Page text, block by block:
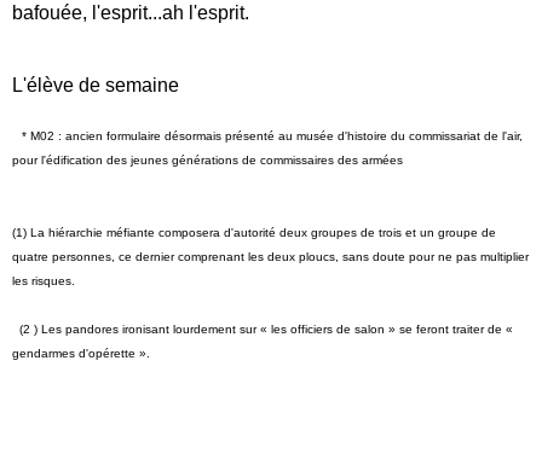
bafouée, l'esprit...ah l'esprit.
L'élève de semaine
* M02 : ancien formulaire désormais présenté au musée d'histoire du commissariat de l'air,
pour l'édification des jeunes générations de commissaires des armées
(1) La hiérarchie méfiante composera d'autorité deux groupes de trois et un groupe de
quatre personnes, ce dernier comprenant les deux ploucs, sans doute pour ne pas multiplier
les risques.
(2 ) Les pandores ironisant lourdement sur « les officiers de salon » se feront traiter de «
gendarmes d'opérette ».